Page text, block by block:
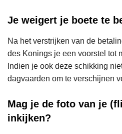
Je weigert je boete te
Na het verstrijken van de
des Konings je een voorstel tot
Indien je ook deze schikking
dagvaarden om te verschijnen
Mag je de foto van je
inkijken?